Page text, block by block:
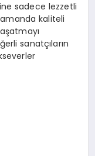
sadece lezzetli
kaliteli
sanatçıların